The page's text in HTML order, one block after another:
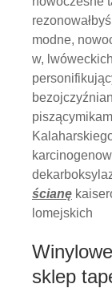
modne,
w,
ścianę
lomejskich
sklep